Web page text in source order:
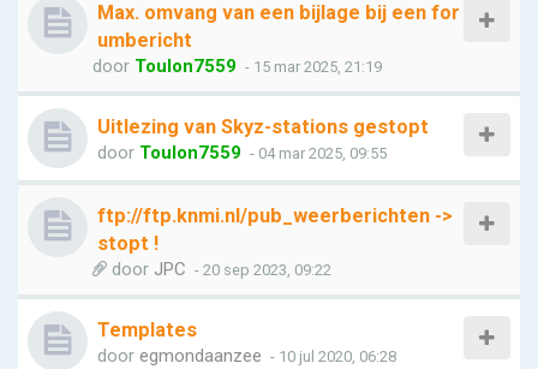
Max. omvang van een bijlage bij een for
umbericht
door Toulon7559 - 15 mar 2025, 21:19
Uitlezing van Skyz-stations gestopt
door Toulon7559 - 04 mar 2025, 09:55
ftp://ftp.knmi.nl/pub_weerberichten ->
stopt !
door JPC - 20 sep 2023, 09:22
Templates
door egmondaanzee - 10 jul 2020, 06:28